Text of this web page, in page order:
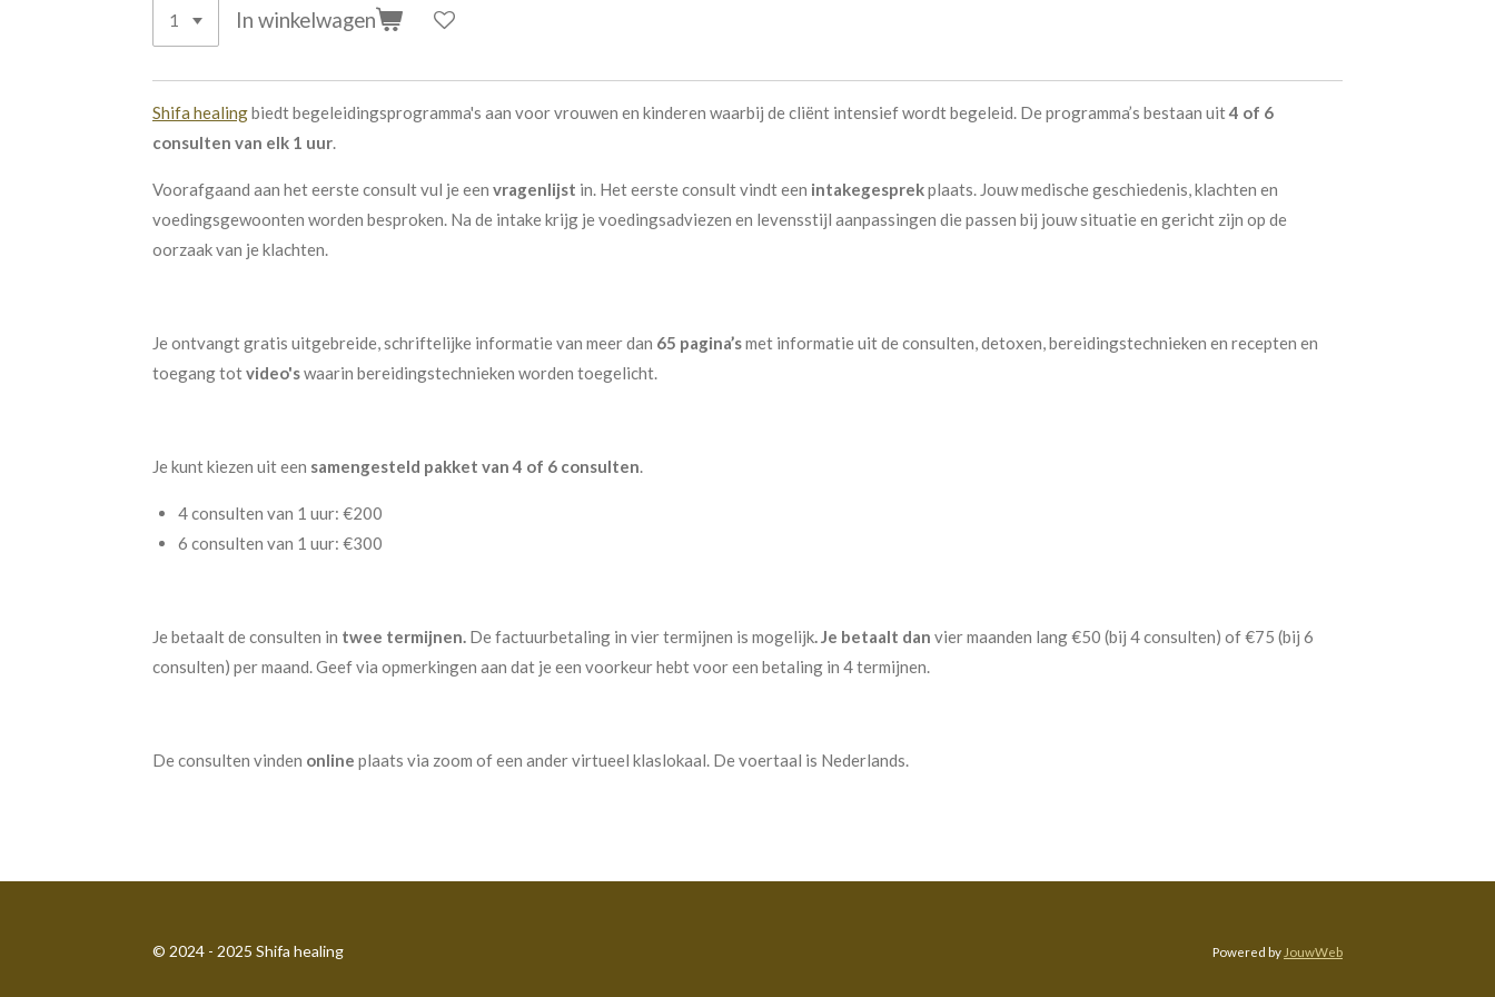
In winkelwagen
Shifa healingbiedt begeleidingsprogramma's aan voor vrouwen en kinderen waarbij de cliënt intensief wordt begeleid. De programma’s bestaan uit4 of 6
consulten van elk 1 uur.
Voorafgaand aan het eerste consult vul je een vragenlijst in. Het eerste consult vindt een intakegesprekplaats. Jouw medische geschiedenis, klachten en
voedingsgewoonten worden besproken. Na de intake krijg je voedingsadviezen en levensstijl aanpassingen die passen bij jouw situatie en gericht zijn op de
oorzaak van je klachten.
Je ontvangt gratis uitgebreide, schriftelijke informatie van meer dan 65 pagina’smet informatie uit de consulten, detoxen, bereidingstechnieken en recepten en
toegang totvideo'swaarin bereidingstechnieken worden toegelicht.
Je kunt kiezen uit een samengesteld pakket van 4 of 6 consulten.
4 consulten van 1 uur: €200
6 consulten van 1 uur: €300
Je betaalt de consulten in twee termijnen. De factuurbetaling in vier termijnen is mogelijk. Je betaalt dan vier maanden lang€50 (bij 4 consulten) of€75 (bij 6
consulten) per maand. Geef via opmerkingen aan dat je een voorkeur hebt voor een betaling in 4 termijnen.
De consulten vinden online plaats via zoom of een ander virtueel klaslokaal. De voertaal is Nederlands.
© 2024 - 2025 Shifa healing Powered by JouwWeb